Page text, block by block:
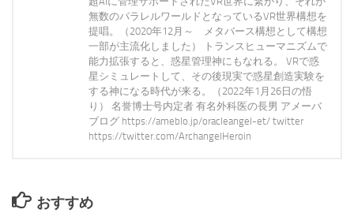
無数のパラレルワールドとなっているVR世界構想を
提唱。（2020年12月～ メタバース構想として構想
一部が主流化しました） トランスヒューマニズムで
能力拡張すると、惑星管理神にもなれる。 VRで惑
星シミュレートして、その後現実で惑星創造実験を
する神になる時代が来る。（2022年1月26日の悟
り） 名誉博士号内定者 有名外科医の長男 アメーバ
ブログ https://ameblo.jp/oracleangel-et/ twitter
https://twitter.com/ArchangelHeroin
おすすめ